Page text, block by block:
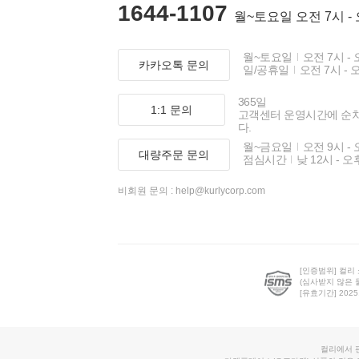
1644-1107 월~토요일 오전 7시 -
카카오톡 문의
월~토요일
오전 7시 -
일/공휴일
오전 7시 -
1:1 문의
365일
고객센터 운영시간에 순
다.
대량주문 문의
월~금요일
오전 9시 -
점심시간
낮 12시 - 오
비회원 문의 : help@kurlycorp.com
[인증범위] 컬리
(심사받지 않은
[유효기간]
컬리에서